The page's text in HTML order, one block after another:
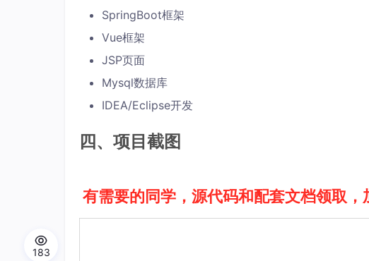
SpringBoot框架
Vue框架
JSP页面
Mysql数据库
IDEA/Eclipse开发
四、项目截图
有需要的同学，源代码和配套文档领取
183